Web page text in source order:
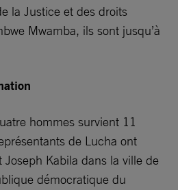
la Justice et des droits
Mwamba, ils sont jusqu’à
hommes survient 11
de Lucha ont
Kabila dans la ville de
démocratique du